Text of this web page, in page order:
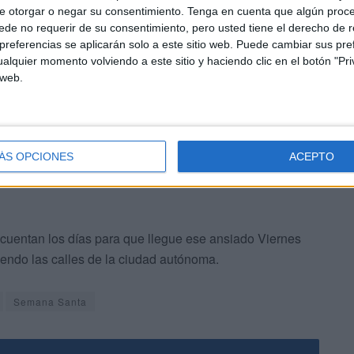
otorgar o negar su consentimiento. Tenga en cuenta que algún
no requerir de su consentimiento, pero usted tiene el derecho de
se aplicarán solo a este sitio web. Puede cambiar sus
momento volviendo a este sitio y haciendo clic en el botón
OPCIONES ACEPTO
sus hombres.
con elpalioy el tercero y último se desarrollará el
jornadas para que todo salga perfectamente hasta le
los días para que llegue ese ansiado Viernes
las calles de la ciudad autónoma.
Semana Santa